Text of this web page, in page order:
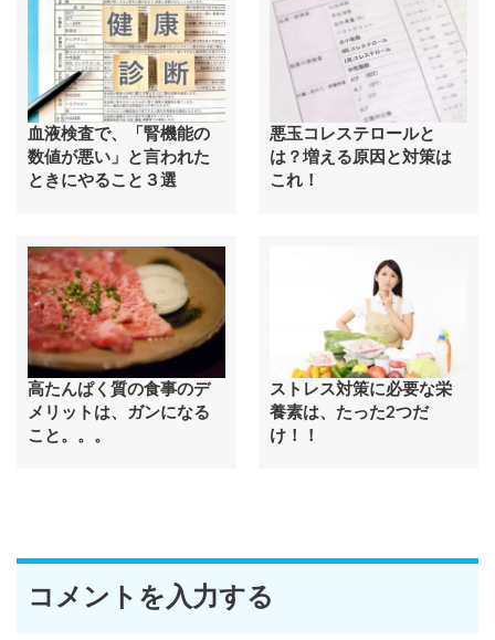
血液検査で、「腎機能の
数値が悪い」と言われた
ときにやること３選
悪玉コレステロールと
は？増える原因と対策は
これ！
高たんぱく質の食事のデ
メリットは、ガンになる
こと。。。
ストレス対策に必要な栄
養素は、たった2つだ
け！！
コメントを入力する